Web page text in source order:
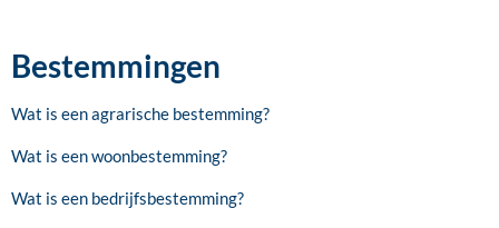
Bestemmingen
Wat is een agrarische bestemming?
Wat is een woonbestemming?
Wat is een bedrijfsbestemming?